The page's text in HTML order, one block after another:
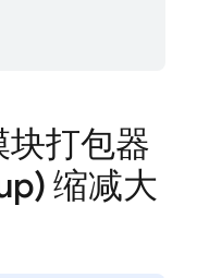
块打包器
缩减大